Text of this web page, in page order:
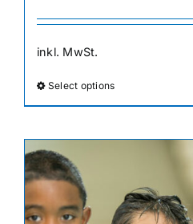
inkl. MwSt.
Select optionsDieses
Produkt
auf.
Die